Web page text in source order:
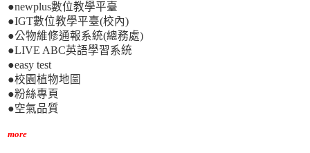
●newplus數位教學平臺
●IGT數位教學平臺(校內)
●公物維修通報系統(總務處)
●LIVE ABC英語學習系統
●easy test
●校園植物地圖
●粉絲專頁
●空氣品質
more